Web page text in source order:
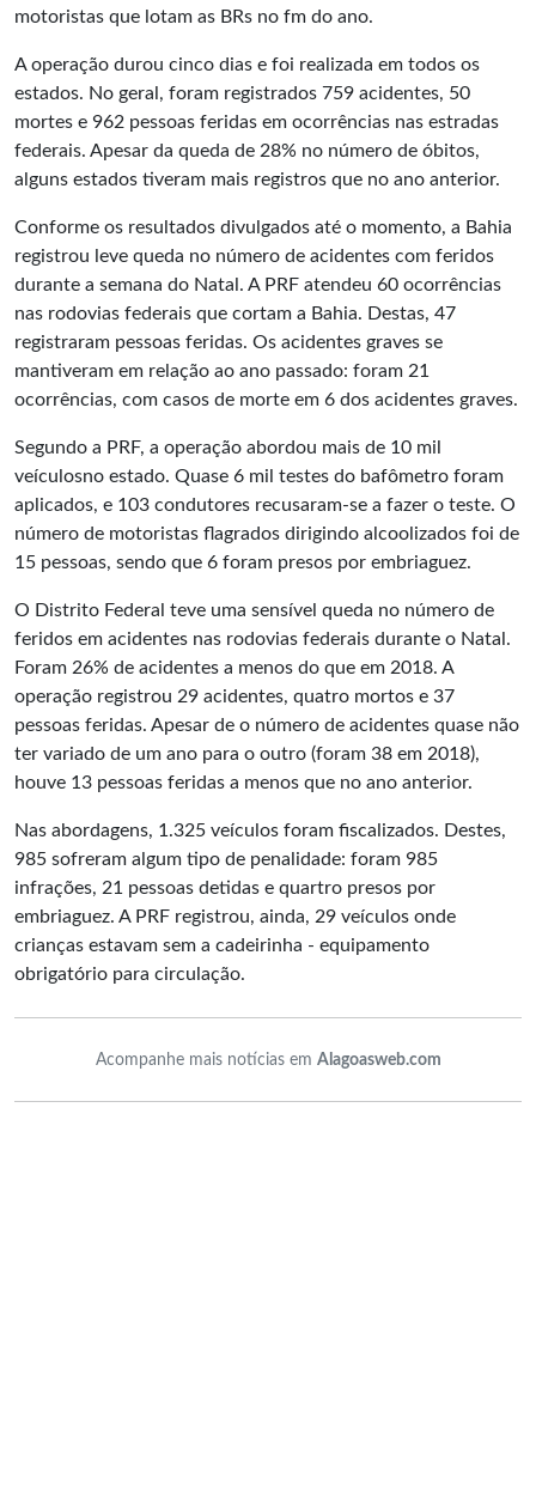
motoristas que lotam as BRs no fm do ano.
A operação durou cinco dias e foi realizada em todos os
estados. No geral, foram registrados 759 acidentes, 50
mortes e 962 pessoas feridas em ocorrências nas estradas
federais. Apesar da queda de 28% no número de óbitos,
alguns estados tiveram mais registros que no ano anterior.
Conforme os resultados divulgados até o momento, a Bahia
registrou leve queda no número de acidentes com feridos
durante a semana do Natal. A PRF atendeu 60 ocorrências
nas rodovias federais que cortam a Bahia. Destas, 47
registraram pessoas feridas. Os acidentes graves se
mantiveram em relação ao ano passado: foram 21
ocorrências, com casos de morte em 6 dos acidentes graves.
Segundo a PRF, a operação abordou mais de 10 mil
veículosno estado. Quase 6 mil testes do bafômetro foram
aplicados, e 103 condutores recusaram-se a fazer o teste. O
número de motoristas flagrados dirigindo alcoolizados foi de
15 pessoas, sendo que 6 foram presos por embriaguez.
O Distrito Federal teve uma sensível queda no número de
feridos em acidentes nas rodovias federais durante o Natal.
Foram 26% de acidentes a menos do que em 2018. A
operação registrou 29 acidentes, quatro mortos e 37
pessoas feridas. Apesar de o número de acidentes quase não
ter variado de um ano para o outro (foram 38 em 2018),
houve 13 pessoas feridas a menos que no ano anterior.
Nas abordagens, 1.325 veículos foram fiscalizados. Destes,
985 sofreram algum tipo de penalidade: foram 985
infrações, 21 pessoas detidas e quartro presos por
embriaguez. A PRF registrou, ainda, 29 veículos onde
crianças estavam sem a cadeirinha - equipamento
obrigatório para circulação.
Acompanhe mais notícias em Alagoasweb.com